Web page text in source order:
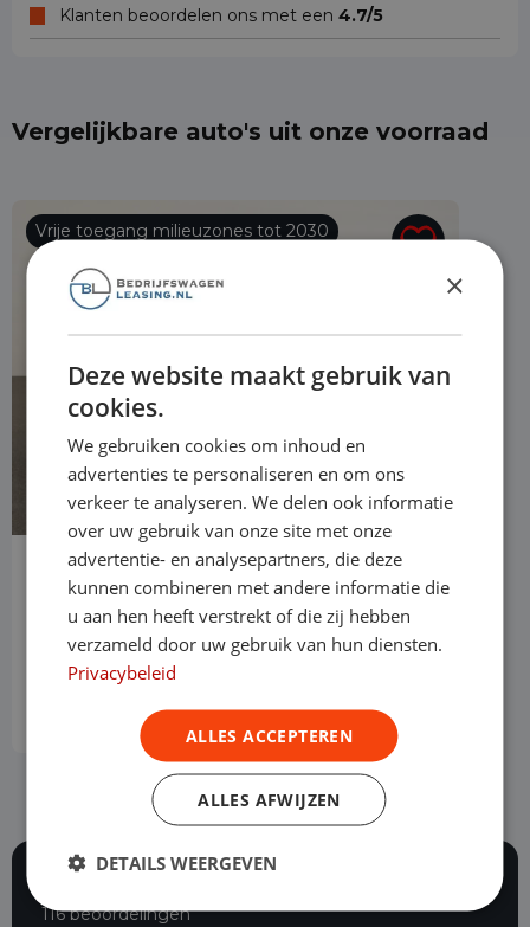
Klanten beoordelen ons met een 4.7/5
Vergelijkbare auto's uit onze voorraad
Vrije toegang milieuzones tot 2030
Volkswagen Caddy Cargo Maxi
2.0 TDI Style Automaat
Diesel Automaat
Levering door heel Nederland
Vrije toegang milieuzones tot 2030
Operational lease v.a. € 689 p/m
116 beoordelingen
×
Deze website maakt gebruik van
cookies.
We gebruiken cookies om inhoud en
advertenties te personaliseren en om ons
verkeer te analyseren. We delen ook informatie
over uw gebruik van onze site met onze
advertentie- en analysepartners, die deze
kunnen combineren met andere informatie die
u aan hen heeft verstrekt of die zij hebben
verzameld door uw gebruik van hun diensten.
Privacybeleid
ALLES ACCEPTEREN
ALLES AFWIJZEN
DETAILS WEERGEVEN